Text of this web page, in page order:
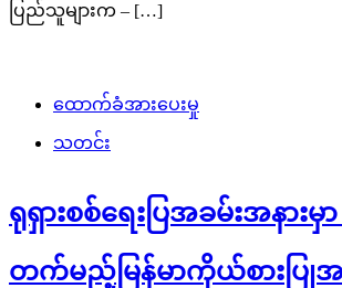
ပြည်သူများက – […]
ထောက်ခံအားပေးမှု
သတင်း
ရုရှားစစ်ရေးပြအခမ်းအနားမှာ
တက်မည့်မြန်မာကိုယ်စားပြု